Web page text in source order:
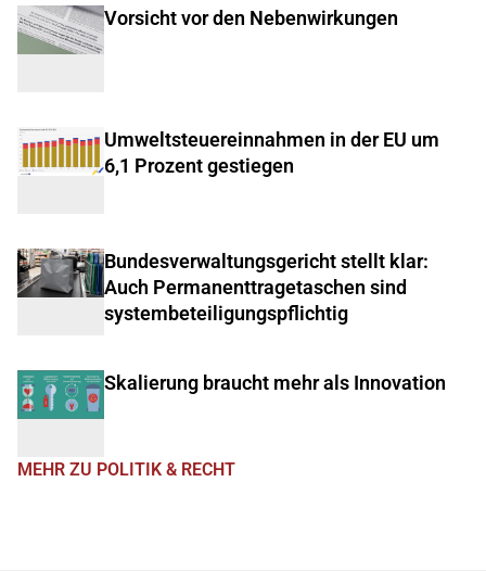
Vorsicht vor den Nebenwirkungen
Umweltsteuereinnahmen in der EU um
6,1 Prozent gestiegen
Bundesverwaltungsgericht stellt klar:
Auch Permanenttragetaschen sind
systembeteiligungspflichtig
Skalierung braucht mehr als Innovation
MEHR ZU POLITIK & RECHT